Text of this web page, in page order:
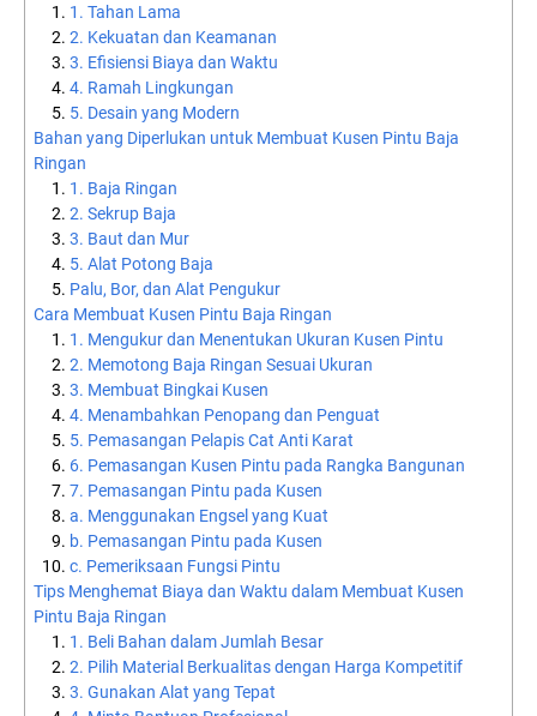
1. Tahan Lama
2. Kekuatan dan Keamanan
3. Efisiensi Biaya dan Waktu
4. Ramah Lingkungan
5. Desain yang Modern
Bahan yang Diperlukan untuk Membuat Kusen Pintu Baja
Ringan
1. Baja Ringan
2. Sekrup Baja
3. Baut dan Mur
5. Alat Potong Baja
Palu, Bor, dan Alat Pengukur
Cara Membuat Kusen Pintu Baja Ringan
1. Mengukur dan Menentukan Ukuran Kusen Pintu
2. Memotong Baja Ringan Sesuai Ukuran
3. Membuat Bingkai Kusen
4. Menambahkan Penopang dan Penguat
5. Pemasangan Pelapis Cat Anti Karat
6. Pemasangan Kusen Pintu pada Rangka Bangunan
7. Pemasangan Pintu pada Kusen
a. Menggunakan Engsel yang Kuat
b. Pemasangan Pintu pada Kusen
c. Pemeriksaan Fungsi Pintu
Tips Menghemat Biaya dan Waktu dalam Membuat Kusen
Pintu Baja Ringan
1. Beli Bahan dalam Jumlah Besar
2. Pilih Material Berkualitas dengan Harga Kompetitif
3. Gunakan Alat yang Tepat